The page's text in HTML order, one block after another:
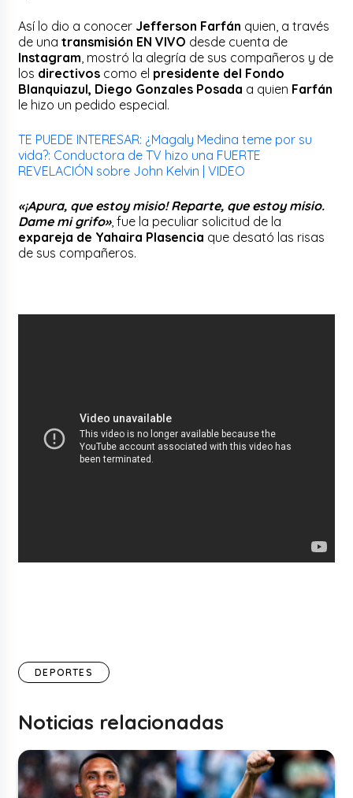
Así lo dio a conocer Jefferson Farfán quien, a través
de una transmisión EN VIVO desde cuenta de
Instagram , mostró la alegría de sus compañeros y de
los directivos como el presidente del Fondo
Blanquiazul, Diego Gonzales Posada a quien Farfán
le hizo un pedido especial.
TE PUEDE INTERESAR: ¿Magaly Medina teme por su
vida?: Conductora de TV hizo una FUERTE
REVELACIÓN sobre John Kelvin | VIDEO
«¡Apura, que estoy misio! Reparte, que estoy misio.
Dame mi grifo», fue la peculiar solicitud de la
expareja de Yahaira Plasencia que desató las risas
de sus compañeros.
DEPORTES
Noticias relacionadas